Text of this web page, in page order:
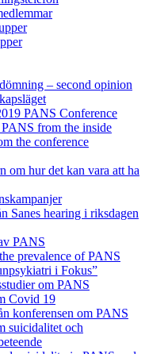
– second opinion
PANS Conference
from the inside
the conference
om hur det kan vara att ha
Sanes hearing i riksdagen
PANS
prevalence of PANS
i Fokus”
om PANS
Covid 19
konferensen om PANS
suicidalitet och